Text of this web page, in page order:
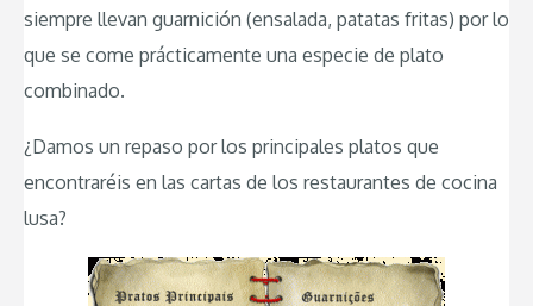
siempre llevan guarnición (ensalada, patatas fritas) por lo
que se come prácticamente una especie de plato
combinado.
¿Damos un repaso por los principales platos que
encontraréis en las cartas de los restaurantes de cocina
lusa?